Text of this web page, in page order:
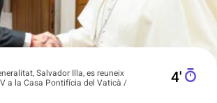
Salvador Illa, es reuneix
a la Casa Pontifícia del Vaticà /
4′